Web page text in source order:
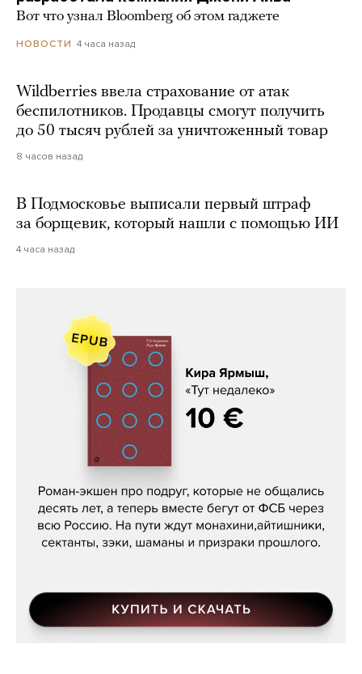
Вот что узнал Bloomberg об этом гаджете
НОВОСТИ 4 часа назад
Wildberries ввела страхование от атак
беспилотников. Продавцы смогут получить
до 50 тысяч рублей за уничтоженный товар
8 часов назад
В Подмосковье выписали первый штраф
за борщевик, который нашли с помощью ИИ
4 часа назад
Кира Ярмыш, «Тут недалеко»